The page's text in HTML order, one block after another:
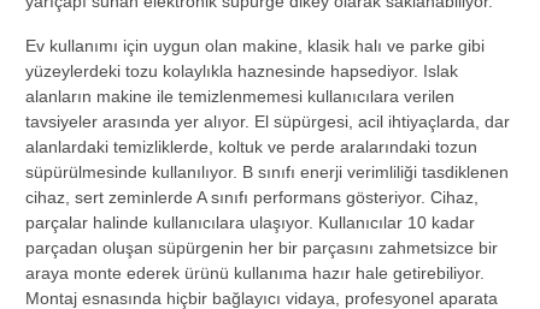
Ev kullanımı için uygun olan makine, klasik halı ve parke gibi
yüzeylerdeki tozu kolaylıkla haznesinde hapsediyor. Islak
alanların makine ile temizlenmemesi kullanıcılara verilen
tavsiyeler arasında yer alıyor. El süpürgesi, acil ihtiyaçlarda, dar
alanlardaki temizliklerde, koltuk ve perde aralarındaki tozun
süpürülmesinde kullanılıyor. B sınıfı enerji verimliliği tasdiklenen
cihaz, sert zeminlerde A sınıfı performans gösteriyor. Cihaz,
parçalar halinde kullanıcılara ulaşıyor. Kullanıcılar 10 kadar
parçadan oluşan süpürgenin her bir parçasını zahmetsizce bir
araya monte ederek ürünü kullanıma hazır hale getirebiliyor.
Montaj esnasında hiçbir bağlayıcı vidaya, profesyonel aparata